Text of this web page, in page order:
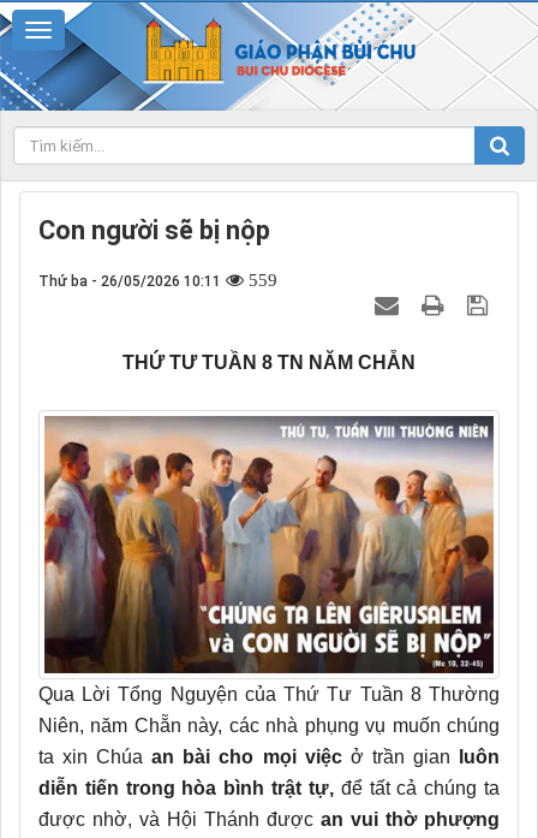
Con người sẽ bị nộp
Thứ ba - 26/05/2026 10:11 559
THỨ TƯ TUẦN 8 TN NĂM CHẴN
Qua Lời Tổng Nguyện của Thứ Tư Tuần 8 Thường
Niên, năm Chẵn này, các nhà phụng vụ muốn chúng
ta xin Chúaan bài cho mọi việcở trần gian
luôn
diễn tiến trong hòa bình trật tự,để tất cả chúng ta
được nhờ, và Hội Thánh được an vui thờ phượng